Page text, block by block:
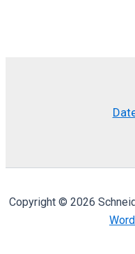
Copyright © 2026